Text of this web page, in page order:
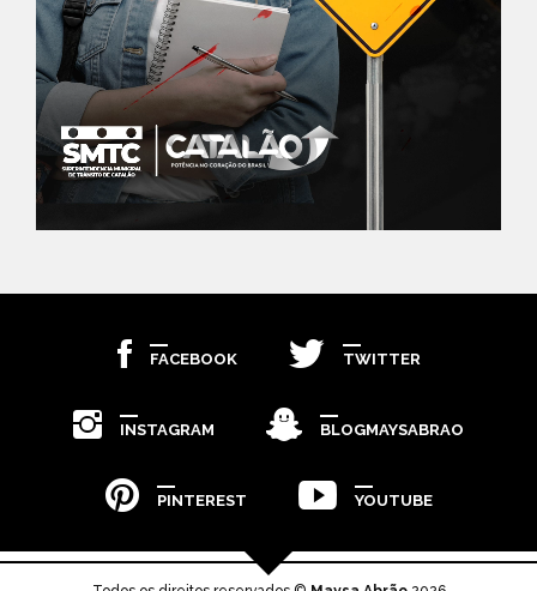
FACEBOOK TWITTER
INSTAGRAM BLOGMAYSABRAO
PINTEREST YOUTUBE